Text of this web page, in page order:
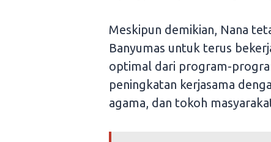
Meskipun demikian, Nana
Banyumas untuk terus
optimal dari program-
peningkatan kerjasama
agama, dan tokoh